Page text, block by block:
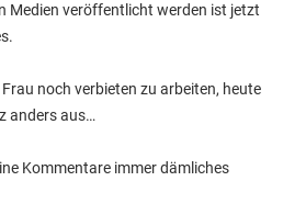
Medien veröffentlicht werden ist jetzt
noch verbieten zu arbeiten, heute
anders aus…
Kommentare immer dämliches